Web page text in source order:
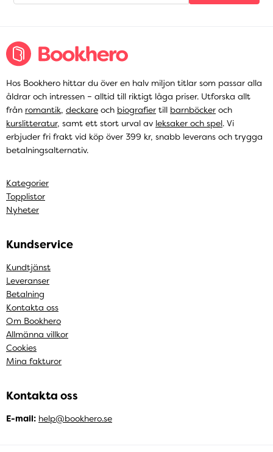
Hos Bookhero hittar du över en halv miljon titlar som passar alla
åldrar och intressen – alltid till riktigt låga priser. Utforska allt
från romantik, deckare och biografier till barnböcker och
kurslitteratur, samt ett stort urval av leksaker och spel. Vi
erbjuder fri frakt vid köp över 399 kr, snabb leverans och trygga
betalningsalternativ.
Kategorier
Topplistor
Nyheter
Kundservice
Kundtjänst
Leveranser
Betalning
Kontakta oss
Om Bookhero
Allmänna villkor
Cookies
Mina fakturor
Kontakta oss
E-mail: help@bookhero.se